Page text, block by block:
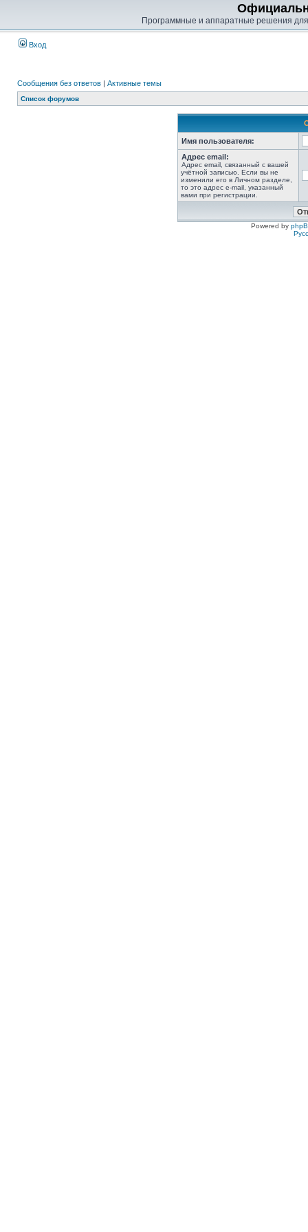
Программные и аппаратные решения
Вход
Сообщения без ответов | Активные темы
Список форумов
Имя пользователя:
Адрес email:
Адрес email, связанный с вашей
учётной записью. Если вы не
изменили его в Личном разделе,
то это адрес e-mail, указанный
вами при регистрации.
Powered by